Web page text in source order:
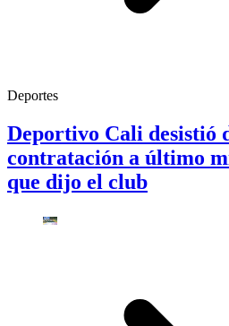
Deportes
Deportivo Cali desistió
contratación a último
que dijo el club